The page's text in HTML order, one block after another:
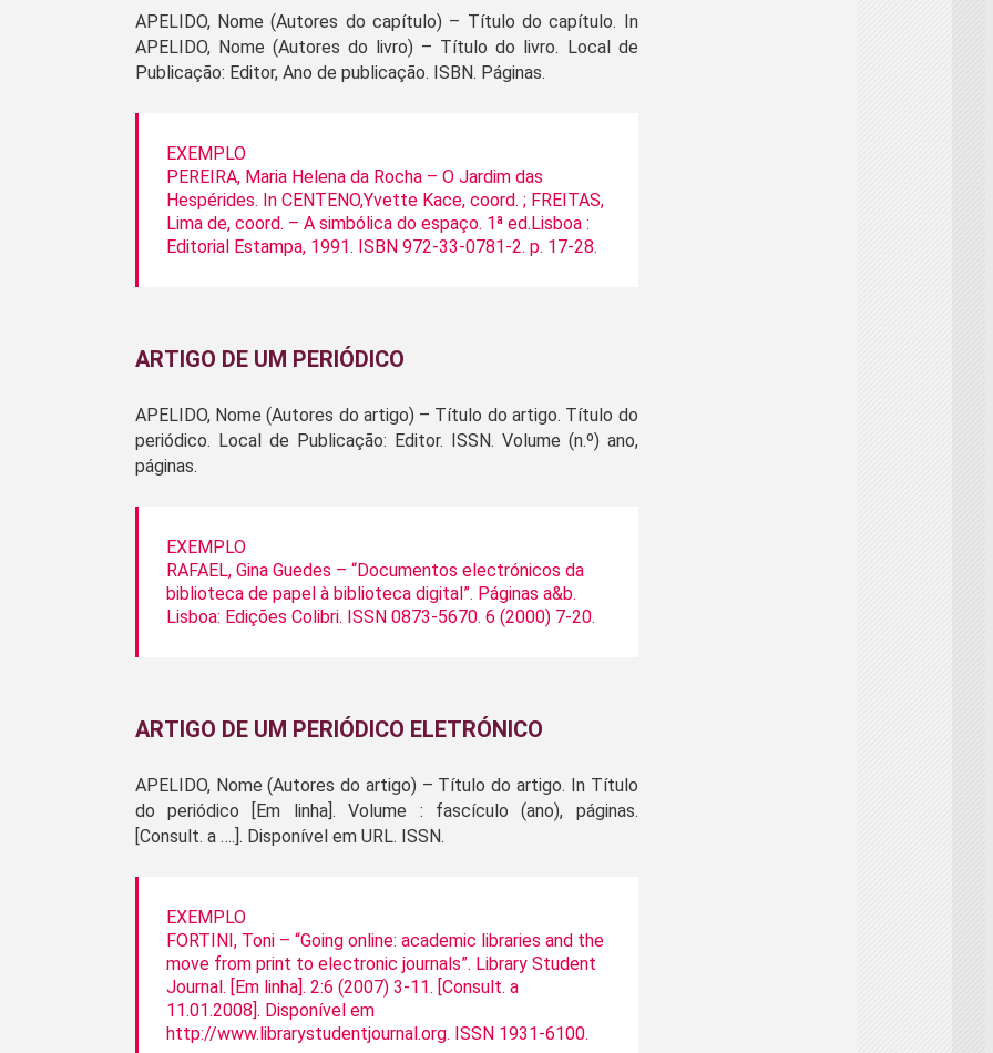
APELIDO, Nome (Autores do capítulo) – Título do capítulo. In
APELIDO, Nome (Autores do livro) – Título do livro. Local de
Publicação: Editor, Ano de publicação. ISBN. Páginas.
EXEMPLO
PEREIRA, Maria Helena da Rocha – O Jardim das
Hespérides. In CENTENO,Yvette Kace, coord. ; FREITAS,
Lima de, coord. – A simbólica do espaço. 1ª ed.Lisboa :
Editorial Estampa, 1991. ISBN 972-33-0781-2. p. 17-28.
ARTIGO DE UM PERIÓDICO
APELIDO, Nome (Autores do artigo) – Título do artigo. Título do
periódico. Local de Publicação: Editor. ISSN. Volume (n.º) ano,
páginas.
EXEMPLO
RAFAEL, Gina Guedes – “Documentos electrónicos da
biblioteca de papel à biblioteca digital”. Páginas a&b.
Lisboa: Edições Colibri. ISSN 0873-5670. 6 (2000) 7-20.
ARTIGO DE UM PERIÓDICO ELETRÓNICO
APELIDO, Nome (Autores do artigo) – Título do artigo. In Título
do periódico [Em linha]. Volume : fascículo (ano), páginas.
[Consult. a ….]. Disponível em URL. ISSN.
EXEMPLO
FORTINI, Toni – “Going online: academic libraries and the
move from print to electronic journals”. Library Student
Journal. [Em linha]. 2:6 (2007) 3-11. [Consult. a
11.01.2008]. Disponível em
http://www.librarystudentjournal.org. ISSN 1931-6100.